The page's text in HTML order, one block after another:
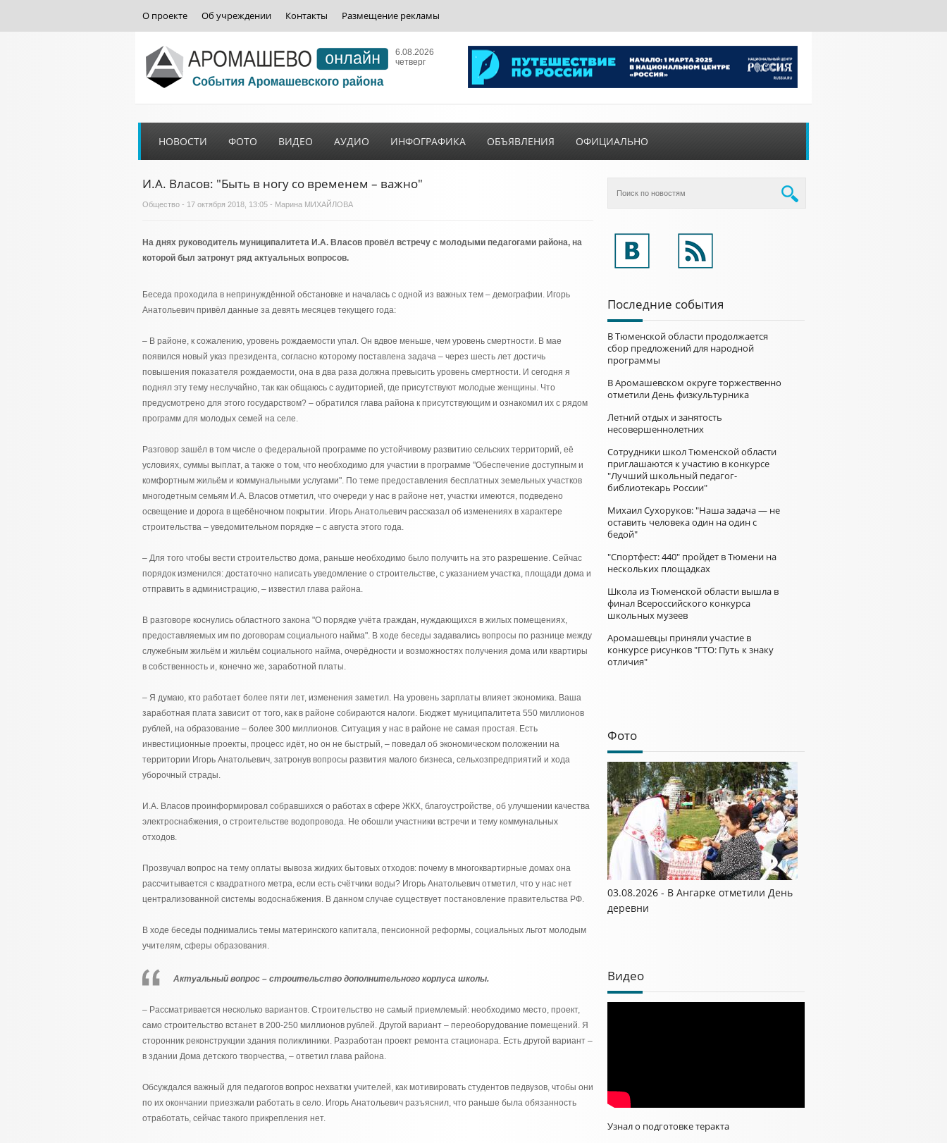
О проекте Об учреждении Контакты Размещение рекламы
6.08.2026
четверг
НОВОСТИ ФОТО ВИДЕО АУДИО ИНФОГРАФИКА ОБЪЯВЛЕНИЯ ОФИЦИАЛЬНО
И.А. Власов: "Быть в ногу со временем – важно"
Общество - 17 октября 2018, 13:05 - Марина МИХАЙЛОВА
На днях руководитель муниципалитета И.А. Власов провёл встречу с молодыми педагогами района, на
которой был затронут ряд актуальных вопросов.
Беседа проходила в непринуждённой обстановке и началась с одной из важных тем – демографии. Игорь
Анатольевич привёл данные за девять месяцев текущего года:
– В районе, к сожалению, уровень рождаемости упал. Он вдвое меньше, чем уровень смертности. В мае
появился новый указ президента, согласно которому поставлена задача – через шесть лет достичь
повышения показателя рождаемости, она в два раза должна превысить уровень смертности. И сегодня я
поднял эту тему неслучайно, так как общаюсь с аудиторией, где присутствуют молодые женщины. Что
предусмотрено для этого государством? – обратился глава района к присутствующим и ознакомил их с рядом
программ для молодых семей на селе.
Разговор зашёл в том числе о федеральной программе по устойчивому развитию сельских территорий, её
условиях, суммы выплат, а также о том, что необходимо для участии в программе "Обеспечение доступным и
комфортным жильём и коммунальными услугами". По теме предоставления бесплатных земельных участков
многодетным семьям И.А. Власов отметил, что очереди у нас в районе нет, участки имеются, подведено
освещение и дорога в щебёночном покрытии. Игорь Анатольевич рассказал об изменениях в характере
строительства – уведомительном порядке – с августа этого года.
– Для того чтобы вести строительство дома, раньше необходимо было получить на это разрешение. Сейчас
порядок изменился: достаточно написать уведомление о строительстве, с указанием участка, площади дома и
отправить в администрацию, – известил глава района.
В разговоре коснулись областного закона "О порядке учёта граждан, нуждающихся в жилых помещениях,
предоставляемых им по договорам социального найма". В ходе беседы задавались вопросы по разнице между
служебным жильём и жильём социального найма, очерёдности и возможностях получения дома или квартиры
в собственность и, конечно же, заработной платы.
– Я думаю, кто работает более пяти лет, изменения заметил. На уровень зарплаты влияет экономика. Ваша
заработная плата зависит от того, как в районе собираются налоги. Бюджет муниципалитета 550 миллионов
рублей, на образование – более 300 миллионов. Ситуация у нас в районе не самая простая. Есть
инвестиционные проекты, процесс идёт, но он не быстрый, – поведал об экономическом положении на
территории Игорь Анатольевич, затронув вопросы развития малого бизнеса, сельхозпредприятий и хода
уборочный страды.
И.А. Власов проинформировал собравшихся о работах в сфере ЖКХ, благоустройстве, об улучшении качества
электроснабжения, о строительстве водопровода. Не обошли участники встречи и тему коммунальных
отходов.
Прозвучал вопрос на тему оплаты вывоза жидких бытовых отходов: почему в многоквартирные домах она
рассчитывается с квадратного метра, если есть счётчики воды? Игорь Анатольевич отметил, что у нас нет
централизованной системы водоснабжения. В данном случае существует постановление правительства РФ.
В ходе беседы поднимались темы материнского капитала, пенсионной реформы, социальных льгот молодым
учителям, сферы образования.
Актуальный вопрос – строительство дополнительного корпуса школы.
– Рассматривается несколько вариантов. Строительство не самый приемлемый: необходимо место, проект,
само строительство встанет в 200-250 миллионов рублей. Другой вариант – переоборудование помещений. Я
сторонник реконструкции здания поликлиники. Разработан проект ремонта стационара. Есть другой вариант –
в здании Дома детского творчества, – ответил глава района.
Обсуждался важный для педагогов вопрос нехватки учителей, как мотивировать студентов педвузов, чтобы они
по их окончании приезжали работать в село. Игорь Анатольевич разъяснил, что раньше была обязанность
отработать, сейчас такого прикрепления нет.
Последние события
В Тюменской области продолжается
сбор предложений для народной
программы
В Аромашевском округе торжественно
отметили День физкультурника
Летний отдых и занятость
несовершеннолетних
Сотрудники школ Тюменской области
приглашаются к участию в конкурсе
"Лучший школьный педагог-
библиотекарь России"
Михаил Сухоруков: "Наша задача — не
оставить человека один на один с
бедой"
"Спортфест: 440" пройдет в Тюмени на
нескольких площадках
Школа из Тюменской области вышла в
финал Всероссийского конкурса
школьных музеев
Аромашевцы приняли участие в
конкурсе рисунков "ГТО: Путь к знаку
отличия"
Фото
03.08.2026 - В Ангарке отметили День
деревни
Видео
Узнал о подготовке теракта